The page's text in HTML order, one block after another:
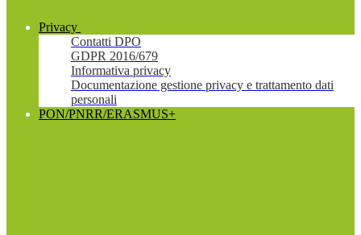
Privacy
Contatti DPO
GDPR 2016/679
Informativa privacy
Documentazione gestione privacy e trattamento dati
personali
PON/PNRR/ERASMUS+